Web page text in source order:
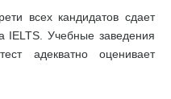
всех кандидатов сдает
IELTS. Учебные заведения
адекватно оценивает